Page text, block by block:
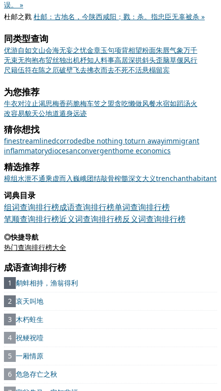
误。 »
杜邮之戮 杜邮：古地名，今陕西咸阳；戮：杀。指忠臣无辜被杀 »
同类型查询
优游自如文山会海无妄之忧金章玉句项背相望粉面朱唇气象万千
无束无拘抱布贸丝独出机杼知人料事高居深拱斜头歪脑草偃风行
尺籍伍符在陈之厄破壁飞去拂衣而去不死不活悬榻留宾
为您推荐
牛衣对泣止渴思梅香药脆梅车笠之盟贪吃懒做风餐水宿如蹈汤火
改容易貌天公地道遁身远迹
猜你想找
finestreamlinedcorrodedbe nothing toturn awayimmigrant
inflammatorydiocesanconvergenthome economics
精选推荐
樟组水泄不通乘虚而入巍峨团结敲骨榨髓深文大义trenchanthabitant
词典目录
组词查询排行榜成语查询排行榜单词查询排行榜
笔顺查询排行榜近义词查询排行榜反义词查询排行榜
◎快捷导航
热门查询排行榜大全
成语查询排行榜
1 鹬蚌相持，渔翁得利
2 哀天叫地
3 木朽蛀生
4 祝鲠祝噎
5 一厢情原
6 危急存亡之秋